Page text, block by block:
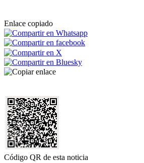
Enlace copiado
Código QR de esta noticia